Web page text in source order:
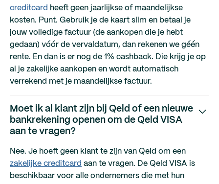
creditcard heeft geen jaarlijkse of maandelijkse
kosten. Punt. Gebruik je de kaart slim en betaal je
jouw volledige factuur (de aankopen die je hebt
gedaan) vóór de vervaldatum, dan rekenen we géén
rente. En dan is er nog de 1% cashback. Die krijg je op
al je zakelijke aankopen en wordt automatisch
verrekend met je maandelijkse factuur.
Moet ik al klant zijn bij Qeld of een nieuwe
bankrekening openen om de Qeld VISA
aan te vragen?
Nee. Je hoeft geen klant te zijn van Qeld om een
zakelijke creditcard aan te vragen. De Qeld VISA is
beschikbaar voor alle ondernemers die met hun